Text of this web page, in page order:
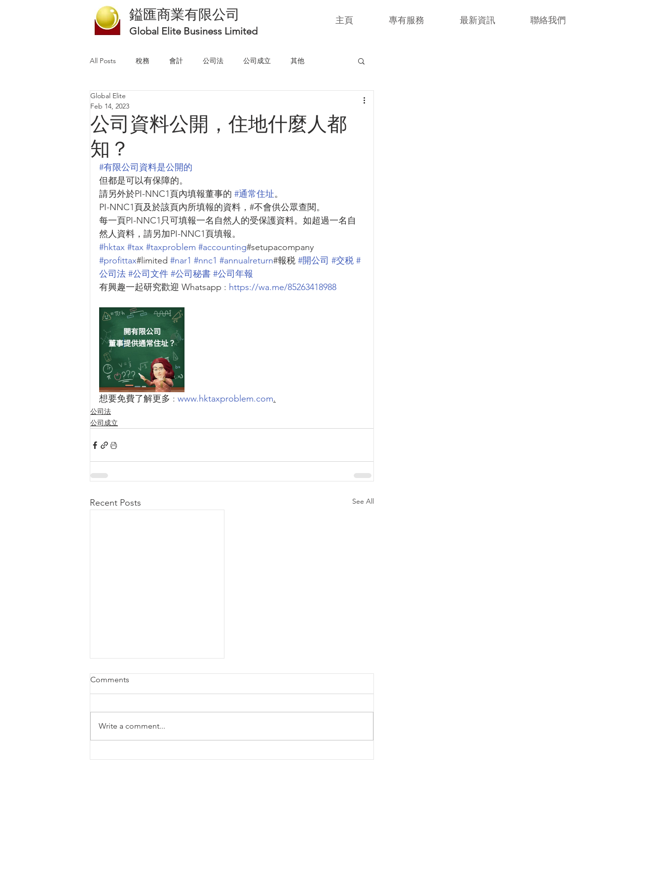
鎰匯商業有限公司
Global Elite Business Limited
主頁 專有服務 最新資訊 聯絡我們
All Posts 稅務 會計 公司法 公司成立 其他
公司資料公開，住地什麼人都
知？
Global Elite
Feb 14, 2023
#有限公司資料是公開的
但都是可以有保障的。
請另外於PI-NNC1頁內填報董事的 #通常住址。
PI-NNC1頁及於該頁內所填報的資料，#不會供公眾查閱。
每一頁PI-NNC1只可填報一名自然人的受保護資料。如超過一名自
然人資料，請另加PI-NNC1頁填報。
#hktax #tax #taxproblem #accounting#setupacompany
#profittax#limited #nar1 #nnc1 #annualreturn#報税 #開公司 #交税 #
公司法 #公司文件 #公司秘書 #公司年報
有興趣一起研究歡迎 Whatsapp : https://wa.me/85263418988
想要免費了解更多 : www.hktaxproblem.com.
公司法
公司成立
Recent Posts See All
質出現「CORP」是違法?
Comments
Write a comment...